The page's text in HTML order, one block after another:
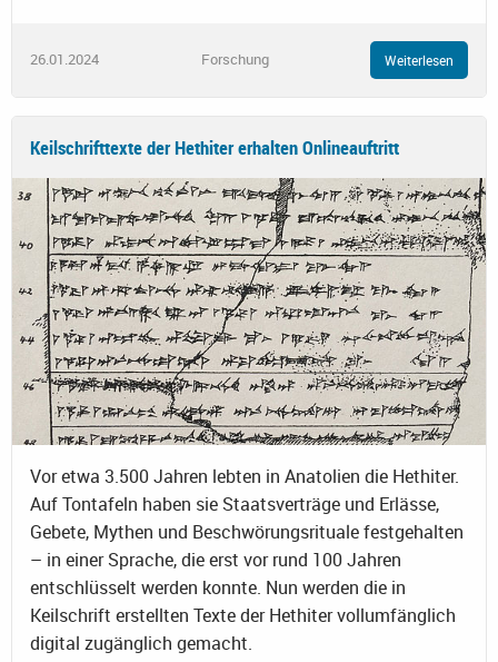
26.01.2024 Forschung Weiterlesen
Keilschrifttexte der Hethiter erhalten Onlineauftritt
Vor etwa 3.500 Jahren lebten in Anatolien die Hethiter.
Auf Tontafeln haben sie Staatsverträge und Erlässe,
Gebete, Mythen und Beschwörungsrituale festgehalten
– in einer Sprache, die erst vor rund 100 Jahren
entschlüsselt werden konnte. Nun werden die in
Keilschrift erstellten Texte der Hethiter vollumfänglich
digital zugänglich gemacht.